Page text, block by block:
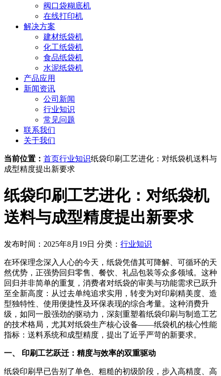
阀口袋糊底机
在线打印机
解决方案
建材纸袋机
化工纸袋机
食品纸袋机
水泥纸袋机
产品应用
新闻资讯
公司新闻
行业知识
常见问题
联系我们
关于我们
当前位置： 首页行业知识纸袋印刷工艺进化：对纸袋机送料与
成型精度提出新要求
纸袋印刷工艺进化：对纸袋机
送料与成型精度提出新要求
发布时间：2025年8月19日 分类： 行业知识
在环保理念深入人心的今天，纸袋凭借其可降解、可循环的天
然优势，正强势回归零售、餐饮、礼品包装等众多领域。这种
回归并非简单的重复，消费者对纸袋的审美与功能需求已跃升
至全新高度：从过去单纯追求实用，转变为对印刷精美度、造
型独特性、使用便捷性及环保表现的综合考量。这种消费升
级，如同一股强劲的驱动力，深刻重塑着纸袋印刷与制造工艺
的技术格局，尤其对纸袋生产核心设备——纸袋机的核心性能
指标：送料系统和成型精度，提出了近乎严苛的新要求。
一、 印刷工艺跃迁：精度与效率的双重驱动
纸袋印刷早已告别了单色、粗糙的初级阶段，步入高精度、高